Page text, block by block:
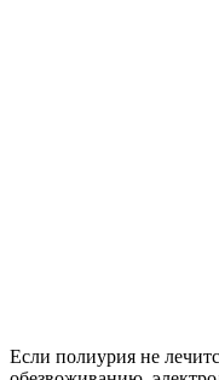
Если полиурия не